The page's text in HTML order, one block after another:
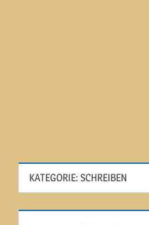
KATEGORIE: SCHREIBEN